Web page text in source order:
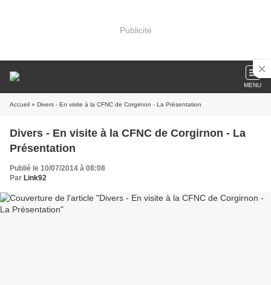
Publicité
MENU
Accueil » Divers - En visite à la CFNC de Corgirnon - La Présentation
Divers - En visite à la CFNC de Corgirnon - La
Présentation
Publié le 10/07/2014 à 08:08
Par Link92